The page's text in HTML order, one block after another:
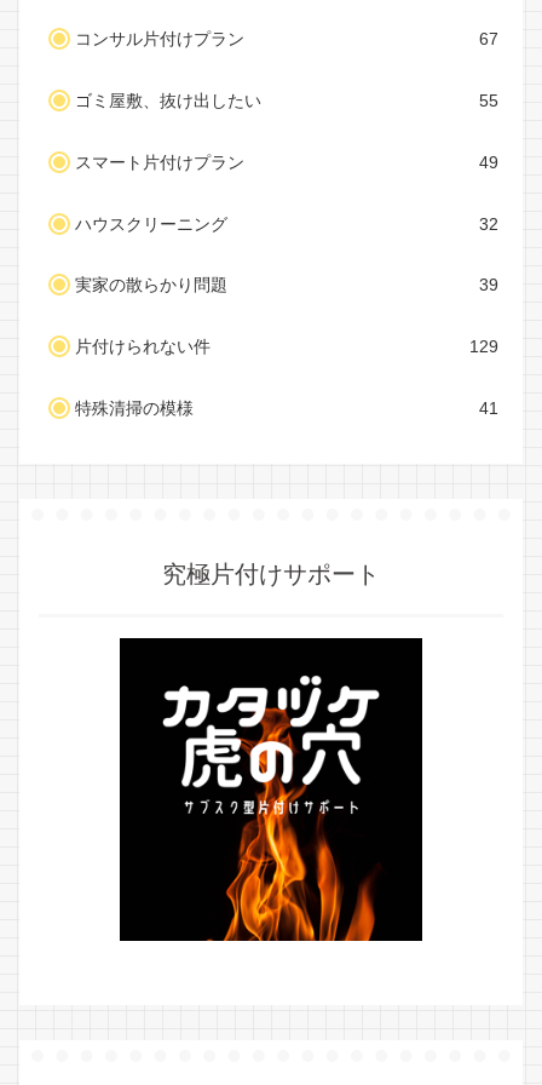
コンサル片付けプラン 67
ゴミ屋敷、抜け出したい 55
スマート片付けプラン 49
ハウスクリーニング 32
実家の散らかり問題 39
片付けられない件 129
特殊清掃の模様 41
究極片付けサポート